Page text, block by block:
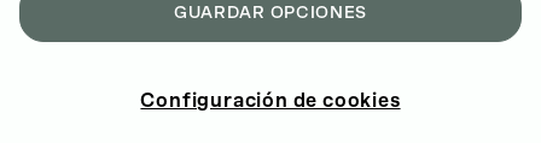
GUARDAR OPCIONES
Configuración de cookies